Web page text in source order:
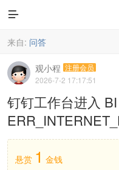

来自: 问答
观小程 注册会员
2026-7-2 17:17:51
钉钉工作台进入
悬赏 1 金钱